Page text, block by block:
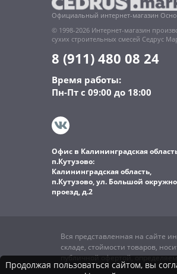
Официальный интернет-магазин
© 1998-2026 Интернет-магазин
сухих строительных смесей Седрус
8 (911) 480 08 24
Время работы:
Пн-Пт с 09:00 до 18:00
Офис в Калининградская
п.Кутузово:
Калининградская область,
п.Кутузово, ул. Большой
проезд, д.2
Вся представленная на сайте
складе, стоймости товаров,
публичной офертой,
Продолжая пользоваться сайтом, вы